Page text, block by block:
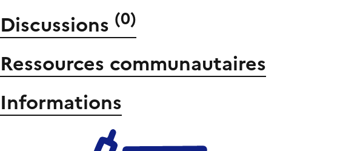
Discussions (0)
Ressources communautaires
Informations